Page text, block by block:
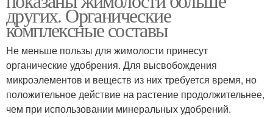
других. Органические
комплексные составы
Не меньше пользы для жимолости принесут
органические удобрения. Для высвобождения
микроэлементов и веществ из них требуется время, но
положительное действие на растение продолжительнее,
чем при использовании минеральных удобрений.